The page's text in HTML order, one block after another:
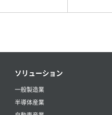
ソリューション
一般製造業
半導体産業